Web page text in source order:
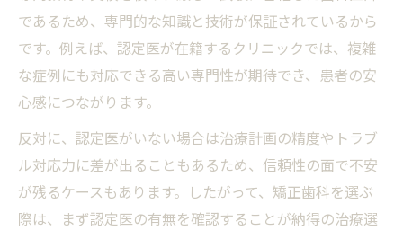
であるため、専門的な知識と技術が保証されているから
です。例えば、認定医が在籍するクリニックでは、複雑
な症例にも対応できる高い専門性が期待でき、患者の安
心感につながります。
反対に、認定医がいない場合は治療計画の精度やトラブ
ル対応力に差が出ることもあるため、信頼性の面で不安
が残るケースもあります。したがって、矯正歯科を選ぶ
際は、まず認定医の有無を確認することが納得の治療選